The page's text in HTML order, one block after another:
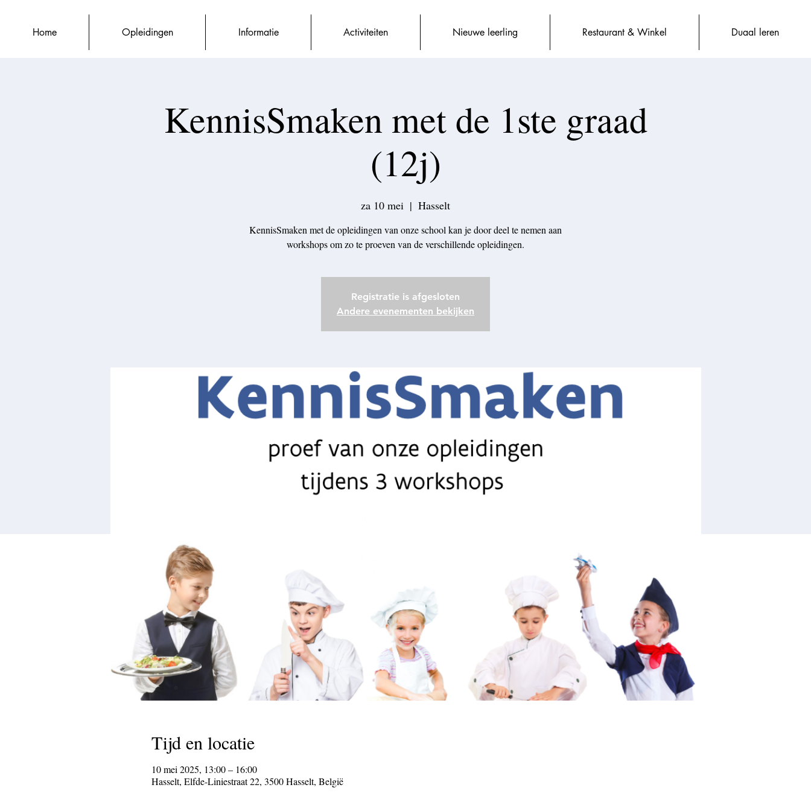
Home Opleidingen Informatie Activiteiten Nieuwe leerling Restaurant & Winkel Duaal leren
KennisSmaken met de 1ste graad
(12j)
za 10 mei
  |
Hasselt
KennisSmaken met de opleidingen van onze school kan je door deel te nemen aan
workshops om zo te proeven van de verschillende opleidingen.
Registratie is afgesloten
Andere evenementen bekijken
Tijd en locatie
10 mei 2025, 13:00 – 16:00
Hasselt, Elfde-Liniestraat 22, 3500 Hasselt, België